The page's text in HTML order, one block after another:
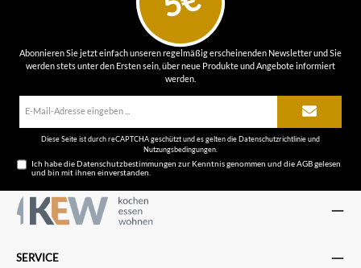
Abonnieren Sie jetzt einfach unseren regelmäßig erscheinenden Newsletter und Sie
werden stets unter den Ersten sein, über neue Produkte und Angebote informiert
werden.
Diese Seite ist durch reCAPTCHA geschützt und es gelten dieDatenschutzrichtlinieund
Nutzungsbedingungen
Ich habe dieDatenschutzbestimmungen zur Kenntnis genommen und dieAGBgelesen
und bin mit ihnen einverstanden.
SERVICE